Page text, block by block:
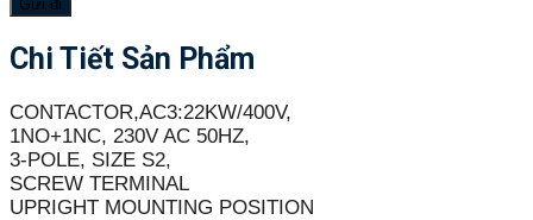
Chi Tiết Sản Phẩm
CONTACTOR,AC3:22KW/400V,
1NO+1NC, 230V AC 50HZ,
3-POLE, SIZE S2,
SCREW TERMINAL
UPRIGHT MOUNTING POSITION